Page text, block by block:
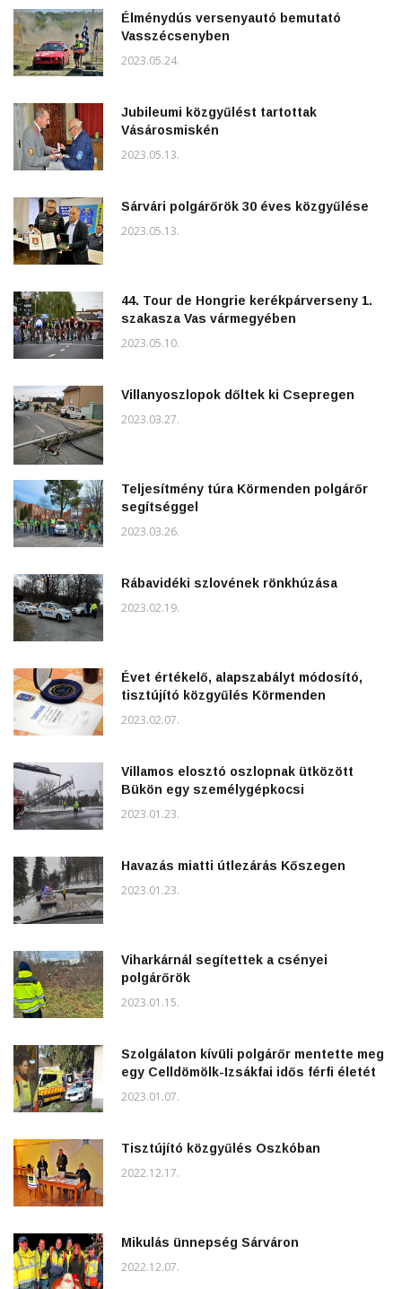
Élménydús versenyautó bemutató
Vasszécsenyben
2023.05.24.
Jubileumi közgyűlést tartottak
Vásárosmiskén
2023.05.13.
Sárvári polgárőrök 30 éves közgyűlése
2023.05.13.
44. Tour de Hongrie kerékpárverseny 1.
szakasza Vas vármegyében
2023.05.10.
Villanyoszlopok dőltek ki Csepregen
2023.03.27.
Teljesítmény túra Körmenden polgárőr
segítséggel
2023.03.26.
Rábavidéki szlovének rönkhúzása
2023.02.19.
Évet értékelő, alapszabályt módosító,
tisztújító közgyűlés Körmenden
2023.02.07.
Villamos elosztó oszlopnak ütközött
Bükön egy személygépkocsi
2023.01.23.
Havazás miatti útlezárás Kőszegen
2023.01.23.
Viharkárnál segítettek a csényei
polgárőrök
2023.01.15.
Szolgálaton kívüli polgárőr mentette meg
egy Celldömölk-Izsákfai idős férfi életét
2023.01.07.
Tisztújító közgyűlés Oszkóban
2022.12.17.
Mikulás ünnepség Sárváron
2022.12.07.